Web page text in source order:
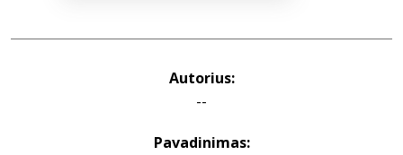
Autorius:
--
Pavadinimas: